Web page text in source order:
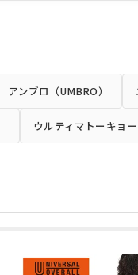
アンブロ（UMBRO）
ウルティマトーキョ